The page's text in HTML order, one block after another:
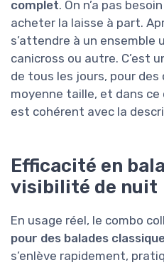
complet. On n’a pas
acheter la laisse à part.
s’attendre à un ensemble
canicross ou autre. C’est
de tous les jours, pour
moyenne taille, et dans ce
est cohérent avec la
Efficacité en
visibilité de nuit
En usage réel, le combo
pour des balades
s’enlève rapidement,